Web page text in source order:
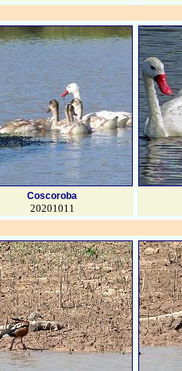
Coscoroba
20201011